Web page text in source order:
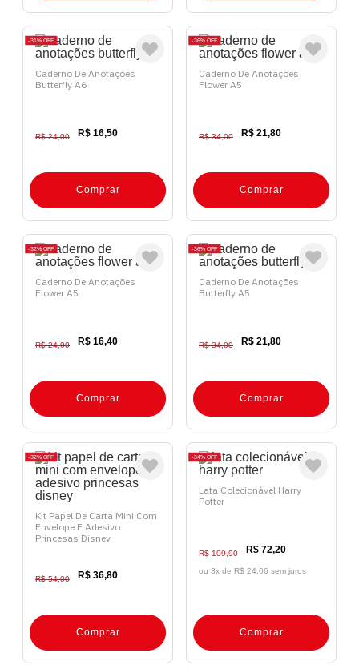
31% OFF
Caderno De Anotações
Butterfly A6
R$ 24,00 R$ 16,50
Comprar
36% OFF
Caderno De Anotações
Flower A5
R$ 34,00 R$ 21,80
Comprar
32% OFF
Caderno De Anotações
Flower A5
R$ 24,00 R$ 16,40
Comprar
36% OFF
Caderno De Anotações
Butterfly A5
R$ 34,00 R$ 21,80
Comprar
32% OFF
Kit Papel De Carta Mini Com
Envelope E Adesivo
Princesas Disney
R$ 54,00 R$ 36,80
Comprar
34% OFF
Lata Colecionável Harry
Potter
R$ 109,90 R$ 72,20
ou 3x de R$ 24,06 sem juros
Comprar